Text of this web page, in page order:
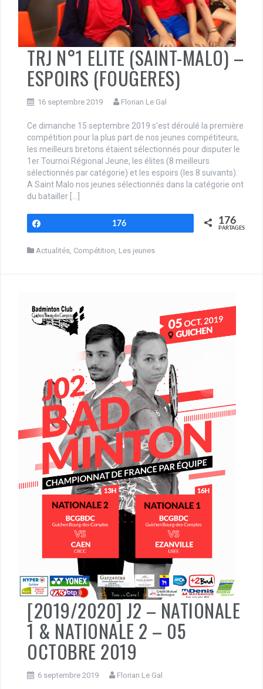
TRJ N°1 ELITE (SAINT-MALO) –
ESPOIRS (FOUGERES)
16 septembre 2019 Florian Le Gal
Ce dimanche 15 septembre 2019 s’est déroulé la première
compétition pour la plus part de nos jeunes compétiteurs,
les meilleurs bretons étaient sélectionnés pour disputer le
1er Tournoi Régional Jeune, les élites (8 meilleurs
sélectionnés par catégorie) et les espoirs (les 8 suivants).
A Saint Malo nos jeunes sélectionnés dans la catégorie ont
du batailler […]
176 176
PARTAGES
Actualités Compétition Les jeunes
[2019/2020] J2 – NATIONALE
1 & NATIONALE 2 – 05
OCTOBRE 2019
6 septembre 2019 Florian Le Gal